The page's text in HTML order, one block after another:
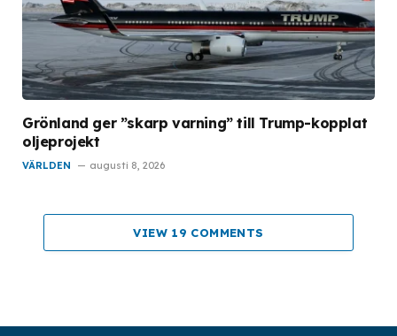
Grönland ger ”skarp varning” till Trump-kopplat
oljeprojekt
VÄRLDEN augusti 8, 2026
VIEW 19 COMMENTS